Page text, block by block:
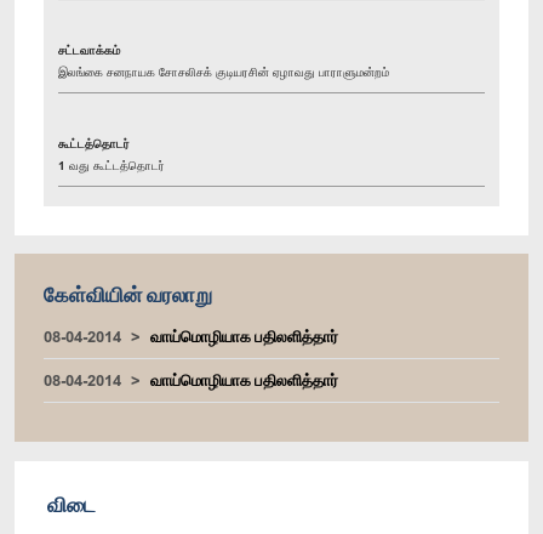
சட்டவாக்கம்
இலங்கை சனநாயக சோசலிசக் குடியரசின் ஏழாவது பாராளுமன்றம்
கூட்டத்தொடர்
1 வது கூட்டத்தொடர்
கேள்வியின் வரலாறு
08-04-2014
வாய்மொழியாக பதிலளித்தார்
08-04-2014
வாய்மொழியாக பதிலளித்தார்
விடை